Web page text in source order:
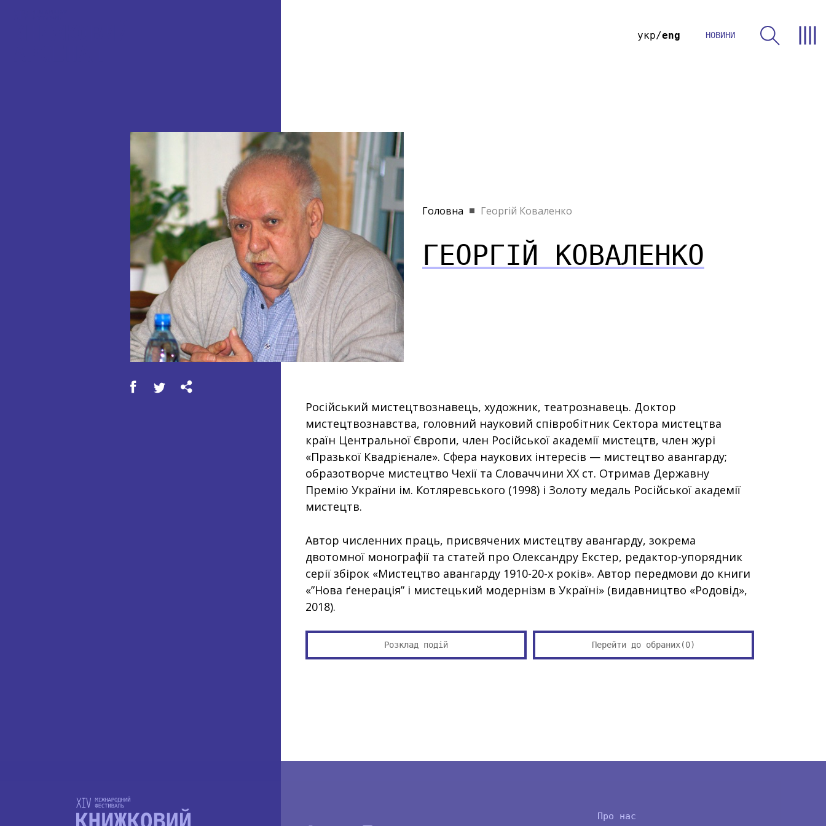
укр eng НОВИНИ
Головна Георгій Коваленко
ГЕОРГІЙ КОВАЛЕНКО
Російський мистецтвознавець, художник, театрознавець. Доктор
мистецтвознавства, головний науковий співробітник Сектора мистецтва
країн Центральної Європи, член Російської академії мистецтв, член журі
«Празької Квадрієнале». Сфера наукових інтересів — мистецтво авангарду;
образотворче мистецтво Чехії та Словаччини ХХ ст. Отримав Державну
Премію України ім. Котляревського (1998) і Золоту медаль Російської академії
мистецтв.
Автор численних праць, присвячених мистецтву авангарду, зокрема
двотомної монографії та статей про Олександру Екстер, редактор-упорядник
серії збірок «Мистецтво авангарду 1910-20-х років». Автор передмови до книги
«”Нова ґенерація” і мистецький модернізм в Україні» (видавництво «Родовід»,
2018).
Розклад подій Перейти до обраних(0)
Про нас